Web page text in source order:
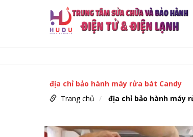
địa chỉ bảo hành máy rửa bát Candy
Trang chủ
địa chỉ bảo hành máy